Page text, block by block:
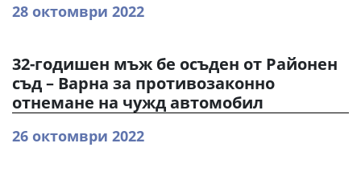
28 октомври 2022
32-годишен мъж бе осъден от Районен
съд – Варна за противозаконно
отнемане на чужд автомобил
26 октомври 2022